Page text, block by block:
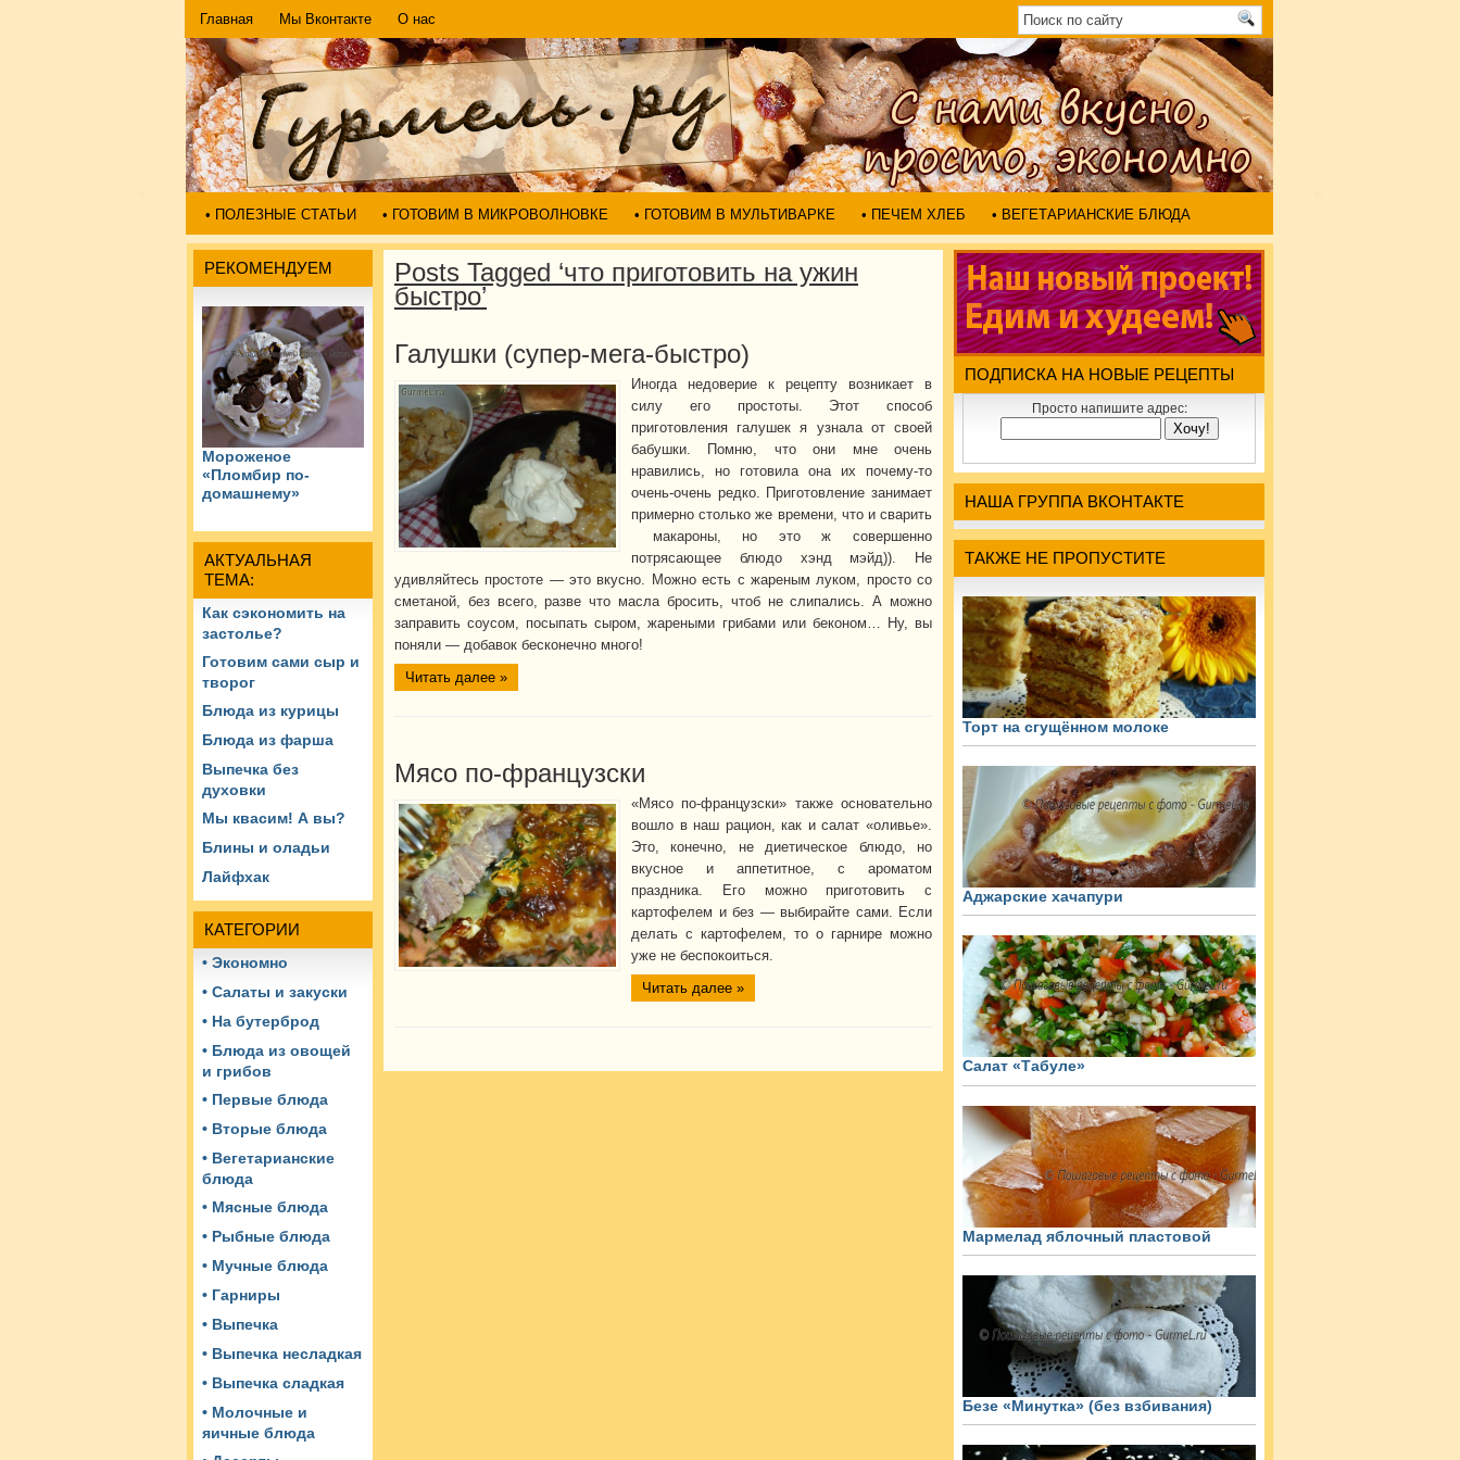
Главная Мы Вконтакте О нас
• ПОЛЕЗНЫЕ СТАТЬИ • ГОТОВИМ В МИКРОВОЛНОВКЕ • ГОТОВИМ В МУЛЬТИВАРКЕ • ПЕЧЕМ ХЛЕБ • ВЕГЕТАРИАНСКИЕ БЛЮДА
РЕКОМЕНДУЕМ
Мороженое
«Пломбир по-
домашнему»
АКТУАЛЬНАЯ
ТЕМА:
Как сэкономить на
застолье?
Готовим сами сыр и
творог
Блюда из курицы
Блюда из фарша
Выпечка без
духовки
Мы квасим! А вы?
Блины и оладьи
Лайфхак
КАТЕГОРИИ
• Экономно
• Салаты и закуски
• На бутерброд
• Блюда из овощей
и грибов
• Первые блюда
• Вторые блюда
• Вегетарианские
блюда
• Мясные блюда
• Рыбные блюда
• Мучные блюда
• Гарниры
• Выпечка
• Выпечка несладкая
• Выпечка сладкая
• Молочные и
яичные блюда
Posts Tagged ‘что приготовить на ужин
быстро’
Галушки (супер-мега-быстро)
Иногда недоверие к рецепту возникает в
силу его простоты. Этот способ
приготовления галушек я узнала от своей
бабушки. Помню, что они мне очень
нравились, но готовила она их почему-то
очень-очень редко. Приготовление занимает
примерно столько же времени, что и сварить
макароны, но это ж совершенно
потрясающее блюдо хэнд мэйд)). Не
удивляйтесь простоте — это вкусно. Можно есть с жареным луком, просто со
сметаной, без всего, разве что масла бросить, чтоб не слипались. А можно
заправить соусом, посыпать сыром, жареными грибами или беконом… Ну, вы
поняли — добавок бесконечно много!
Читать далее »
Мясо по-французски
«Мясо по-французски» также основательно
вошло в наш рацион, как и салат «оливье».
Это, конечно, не диетическое блюдо, но
вкусное и аппетитное, с ароматом
праздника. Его можно приготовить с
картофелем и без — выбирайте сами. Если
делать с картофелем, то о гарнире можно
уже не беспокоиться.
Читать далее »
ПОДПИСКА НА НОВЫЕ РЕЦЕПТЫ
Просто напишите адрес:
НАША ГРУППА ВКОНТАКТЕ
ТАКЖЕ НЕ ПРОПУСТИТЕ
Торт на сгущённом молоке
Аджарские хачапури
Салат «Табуле»
Мармелад яблочный пластовой
Безе «Минутка» (без взбивания)